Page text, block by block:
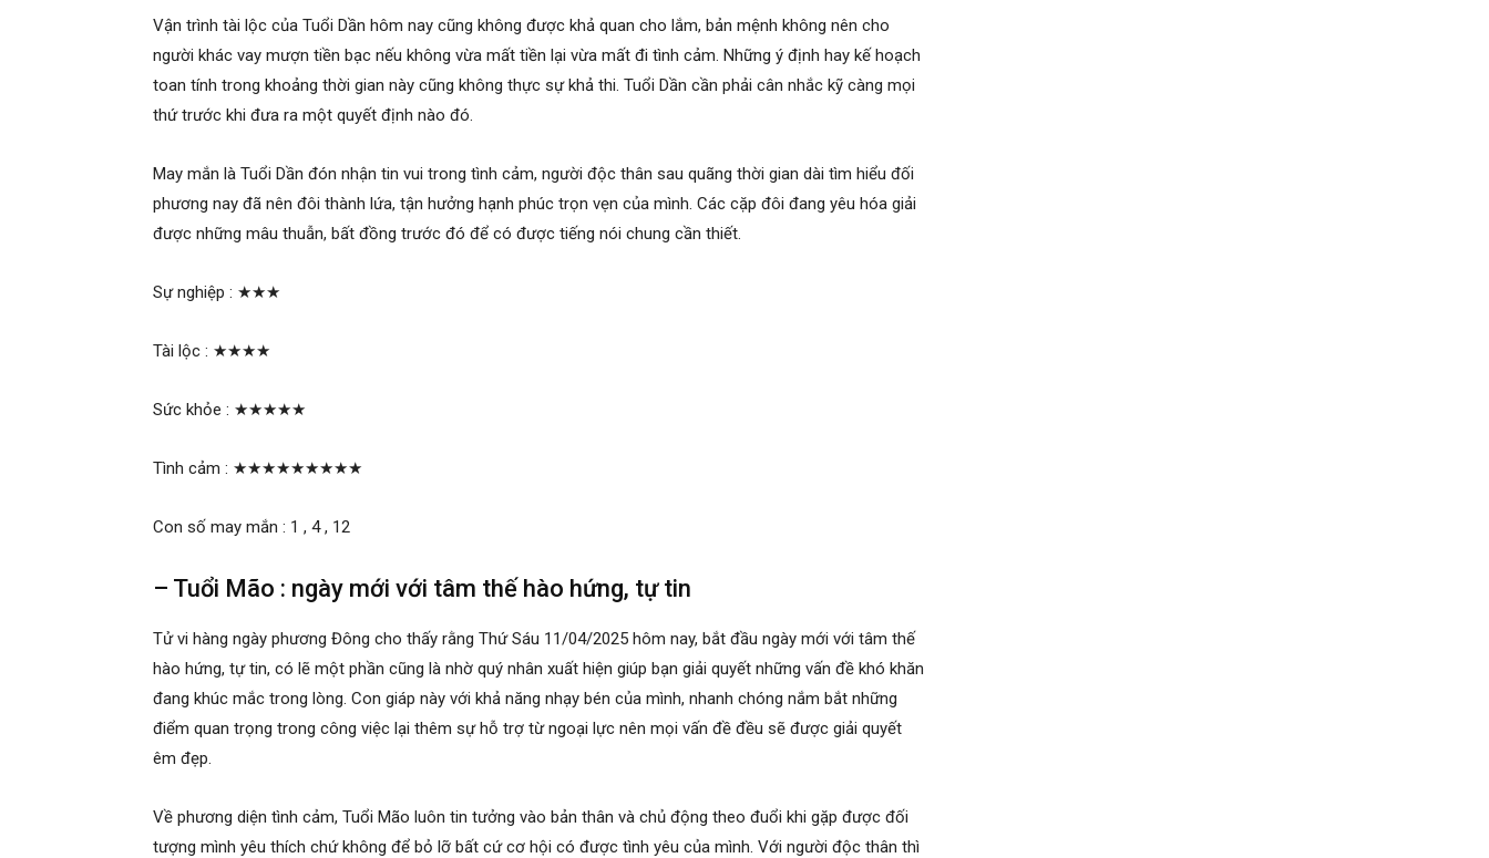
Vận trình tài lộc của Tuổi Dần hôm nay cũng không được khả quan cho lắm, bản mệnh không nên cho
người khác vay mượn tiền bạc nếu không vừa mất tiền lại vừa mất đi tình cảm. Những ý định hay kế hoạch
toan tính trong khoảng thời gian này cũng không thực sự khả thi. Tuổi Dần cần phải cân nhắc kỹ càng mọi
thứ trước khi đưa ra một quyết định nào đó.
May mắn là Tuổi Dần đón nhận tin vui trong tình cảm, người độc thân sau quãng thời gian dài tìm hiểu đối
phương nay đã nên đôi thành lứa, tận hưởng hạnh phúc trọn vẹn của mình. Các cặp đôi đang yêu hóa giải
được những mâu thuẫn, bất đồng trước đó để có được tiếng nói chung cần thiết.
Sự nghiệp : ★★★
Tài lộc : ★★★★
Sức khỏe : ★★★★★
Tình cảm : ★★★★★★★★★
Con số may mắn : 1 , 4 , 12
– Tuổi Mão : ngày mới với tâm thế hào hứng, tự tin
Tử vi hàng ngày phương Đông cho thấy rằng Thứ Sáu 11/04/2025 hôm nay, bắt đầu ngày mới với tâm thế
hào hứng, tự tin, có lẽ một phần cũng là nhờ quý nhân xuất hiện giúp bạn giải quyết những vấn đề khó khăn
đang khúc mắc trong lòng. Con giáp này với khả năng nhạy bén của mình, nhanh chóng nắm bắt những
điểm quan trọng trong công việc lại thêm sự hỗ trợ từ ngoại lực nên mọi vấn đề đều sẽ được giải quyết
êm đẹp.
Về phương diện tình cảm, Tuổi Mão luôn tin tưởng vào bản thân và chủ động theo đuổi khi gặp được đối
tượng mình yêu thích chứ không để bỏ lỡ bất cứ cơ hội có được tình yêu của mình. Với người độc thân thì